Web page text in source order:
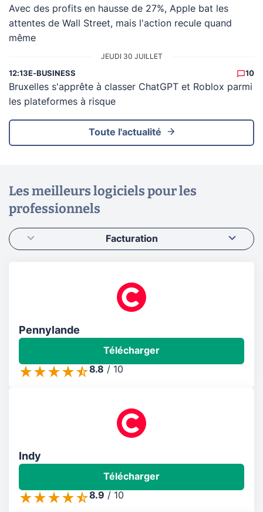
Avec des profits en hausse de 27%, Apple bat les
attentes de Wall Street, mais l'action recule quand
même
JEUDI 30 JUILLET
12:13 E-BUSINESS 10
Bruxelles s'apprête à classer ChatGPT et Roblox parmi
les plateformes à risque
Toute l'actualité
Les meilleurs logiciels pour les
professionnels
Facturation
Pennylande
Télécharger
8.8 / 10
Indy
Télécharger
8.9 / 10